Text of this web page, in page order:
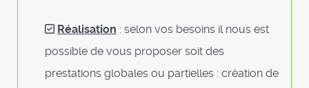
Réalisation : selon vos besoins il nous est
possible de vous proposer soit des
prestations globales ou partielles : création de